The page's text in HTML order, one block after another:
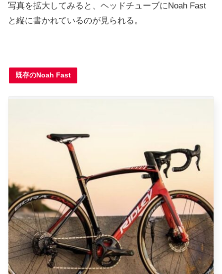
写真を拡大してみると、ヘッドチューブにNoah Fast
と縦に書かれているのが見られる。
既存のNoah Fast